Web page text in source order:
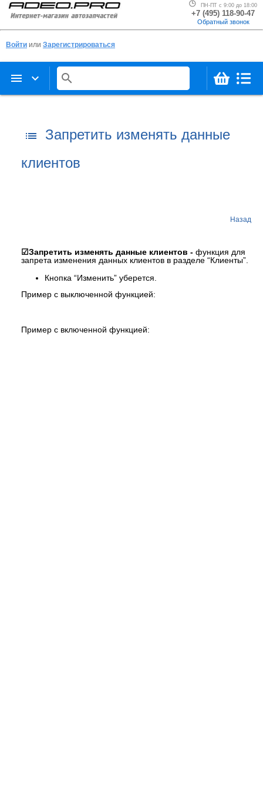
ПН-ПТ с 9:00 до 18:00
+7 (495) 118-90-47
Обратный звонок
Войти или Зарегистрироваться
menu keyboard_arrow_down search
list
Запретить изменять данные
клиентов
Назад
☑Запретить изменять данные клиентов - функция для
запрета изменения данных клиентов в разделе “Клиенты”.
Кнопка “Изменить” уберется.
Пример с выключенной функцией:
Пример с включенной функцией: